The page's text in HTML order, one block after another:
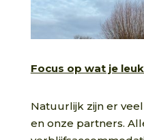
Focus op wat je
Natuurlijk zijn er
en onze partners.